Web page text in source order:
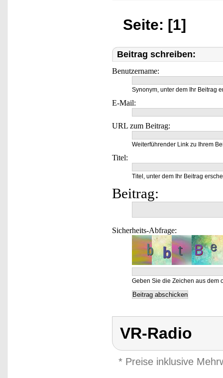
Seite: [1]
Beitrag schreiben:
Benutzername:
Synonym, unter dem Ihr Beitrag
E-Mail:
URL zum Beitrag:
Weiterführender Link zu Ihrem
Titel:
Titel, unter dem Ihr Beitrag
Beitrag:
Sicherheits-Abfrage:
Geben Sie die Zeichen aus dem
VR-Radio
* Preise inklusive